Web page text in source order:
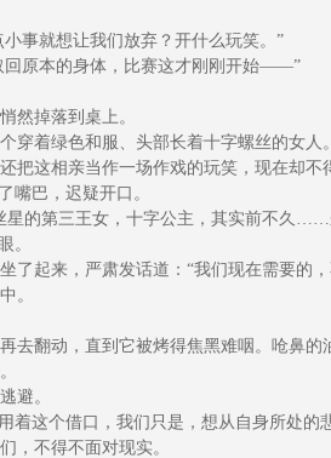
事就想让我们放弃？开什么玩笑。”
原本的身体，比赛这才刚刚开始——”
然掉落到桌上。
着绿色和服、头部长着十字螺丝的女人。
这相亲当作一场作戏的玩笑，现在却不
巴，迟疑开口。
星的第三王女，十字公主，其实前不久
。
起来，严肃发话道：“我们现在需要的
。
翻动，直到它被烤得焦黑难咽。呛鼻的
避。
这个借口，我们只是，想从自身所处的
不得不面对现实。